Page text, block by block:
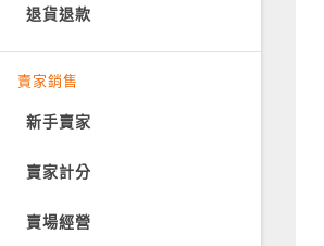
退貨退款
賣家銷售
新手賣家
賣家計分
賣場經營